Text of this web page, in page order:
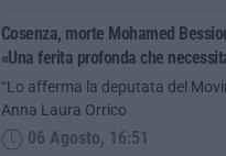
Cosenza, morte Mohamed
«Una ferita profonda che
“Lo afferma la deputata del
Anna Laura Orrico
06 Agosto, 16:51